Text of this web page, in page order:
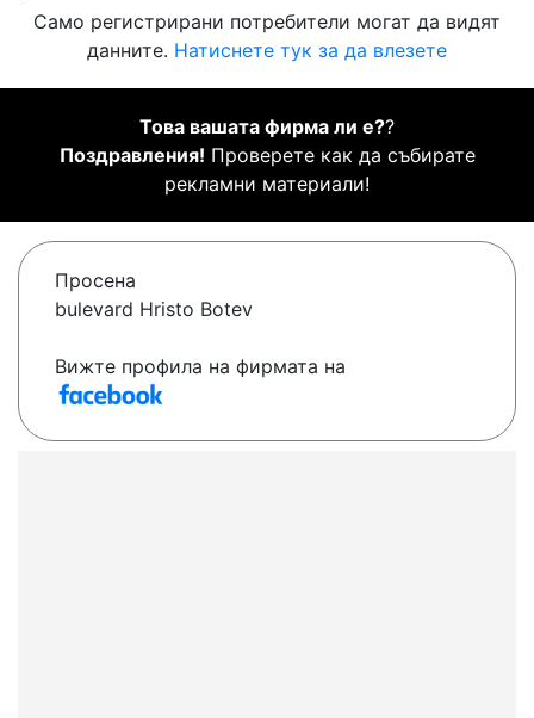
Само регистрирани потребители могат да видят
данните. Натиснете тук за да влезете
Това вашата фирма ли е??
Поздравления! Проверете как да събирате
рекламни материали!
Просена
bulevard Hristo Botev
Вижте профила на фирмата на